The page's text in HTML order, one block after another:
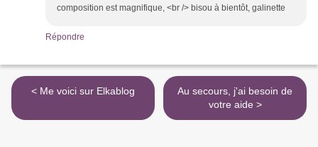
composition est magnifique, <br /> bisou à bientôt, galinette
Répondre
< Me voici sur Elkablog
Au secours, j'ai besoin de
votre aide >